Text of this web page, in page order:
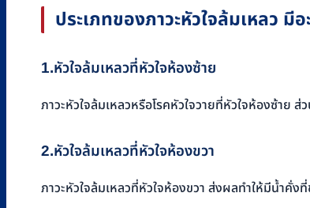
ประเภทของภาวะหัวใจล้มเหลว มี
1.หัวใจล้มเหลวที่หัวใจห้องซ้าย
ภาวะหัวใจล้มเหลวหรือโรคหัวใจวายที่หัวใจห้องซ้าย
2.หัวใจล้มเหลวที่หัวใจห้องขวา
ภาวะหัวใจล้มเหลวที่หัวใจห้องขวา ส่งผลทำให้มีน้ำคั่ง